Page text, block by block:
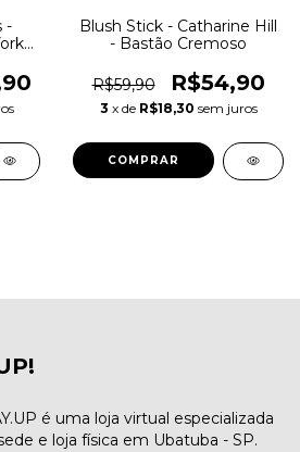
-
-
Blush Stick - Catharine Hill
- Bastão Cremoso
R$59,90 R$54,90
3 x de R$18,30 sem juros
COMPRAR
é uma loja virtual especializada
e loja física em Ubatuba - SP.